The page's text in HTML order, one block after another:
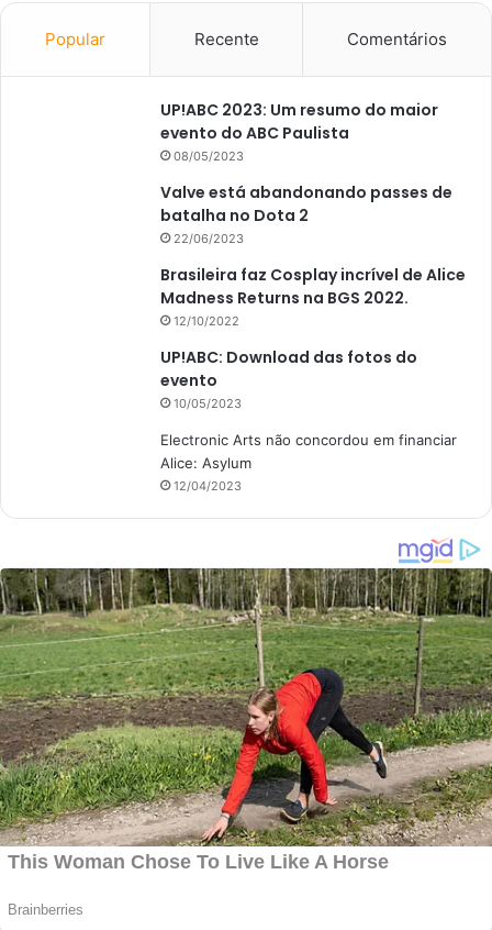
Popular Recente Comentários
UP!ABC 2023: Um resumo do maior
evento do ABC Paulista
08/05/2023
Valve está abandonando passes de
batalha no Dota 2
22/06/2023
Brasileira faz Cosplay incrível de Alice
Madness Returns na BGS 2022.
12/10/2022
UP!ABC: Download das fotos do
evento
10/05/2023
Electronic Arts não concordou em financiar
Alice: Asylum
12/04/2023